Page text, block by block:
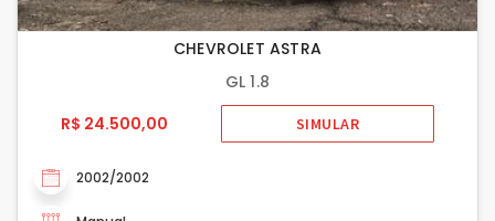
CHEVROLET ASTRA
GL 1.8
R$ 24.500,00
SIMULAR
2002/2002